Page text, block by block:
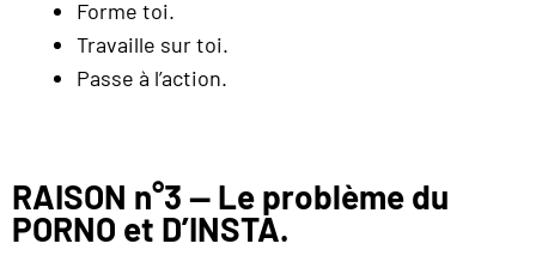
Forme toi.
Travaille sur toi.
Passe à l’action.
RAISON n°3 — Le problème du
PORNO et D’INSTA.